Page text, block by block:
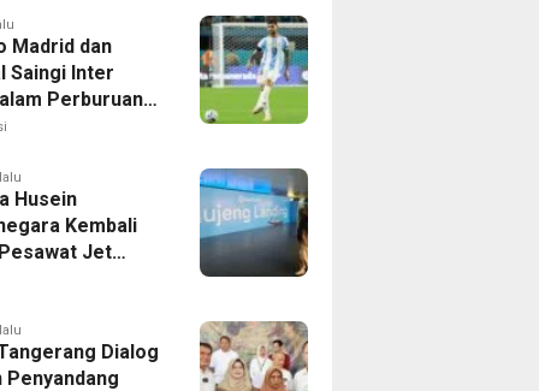
Madrid dan
Saingi Inter
Perburuan
Husein
Kembali
Jet
Agustus 2026,
Denpasar
Dialog
Penyandang